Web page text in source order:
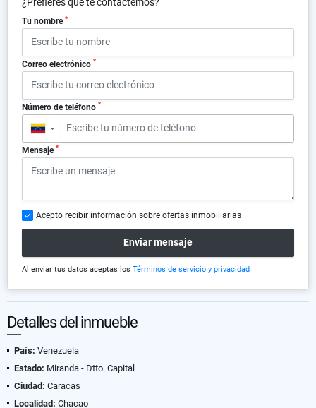
Tu nombre *
Correo electrónico *
Número de teléfono *
▼
Mensaje *
Acepto recibir información sobre ofertas inmobiliarias
Enviar mensaje
Al enviar tus datos aceptas los Términos de servicio y privacidad
Detalles del inmueble
País: Venezuela
Estado: Miranda - Dtto. Capital
Ciudad: Caracas
Localidad: Chacao